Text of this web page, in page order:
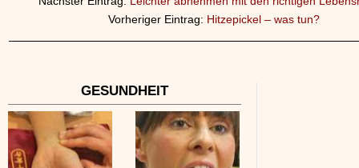
Vorheriger Eintrag: Hitzepickel – was tun?
GESUNDHEIT